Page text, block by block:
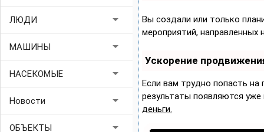
ЛЮДИ arrow_drop_down
МАШИНЫ arrow_drop_down
НАСЕКОМЫЕ arrow_drop_down
Новости arrow_drop_down
ОБЪЕКТЫ arrow_drop_down
Вы создали или только
мероприятий, направленных
Ускорение
Если вам трудно попасть на
результаты появляются уже
деньги.